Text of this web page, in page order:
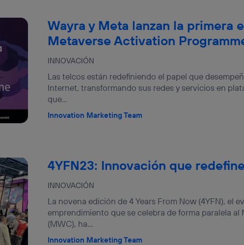
INNOVACIÓN
Wayra y Meta lanzan la primera
Metaverse Activation
Las telcos están redefiniendo el papel que
Internet, transformando sus redes y servicios en
que...
Innovation Marketing Team
INNOVACIÓN
4YFN23: Innovación que
La novena edición de 4 Years From Now (4YFN), el
emprendimiento que se celebra de forma paralela
(MWC), ha...
Innovation Marketing Team